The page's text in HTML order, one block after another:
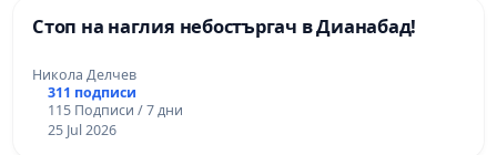
Стоп на наглия небостъргач в Дианабад!
Никола Делчев
311 подписи
115 Подписи / 7 дни
25 Jul 2026